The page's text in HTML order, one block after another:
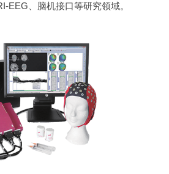
EEG、脑机接口等研究领域。